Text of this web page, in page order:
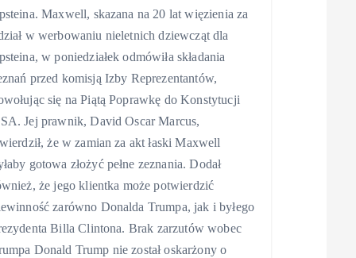
Maxwell, skazana na 20 lat więzienia za
w werbowaniu nieletnich dziewcząt dla
w poniedziałek odmówiła składania
przed komisją Izby Reprezentantów,
się na Piątą Poprawkę do Konstytucji
Jej prawnik, David Oscar Marcus,
że w zamian za akt łaski Maxwell
gotowa złożyć pełne zeznania. Dodał
że jego klientka może potwierdzić
zarówno Donalda Trumpa, jak i byłego
Billa Clintona. Brak zarzutów wobec
Donald Trump nie został oskarżony o